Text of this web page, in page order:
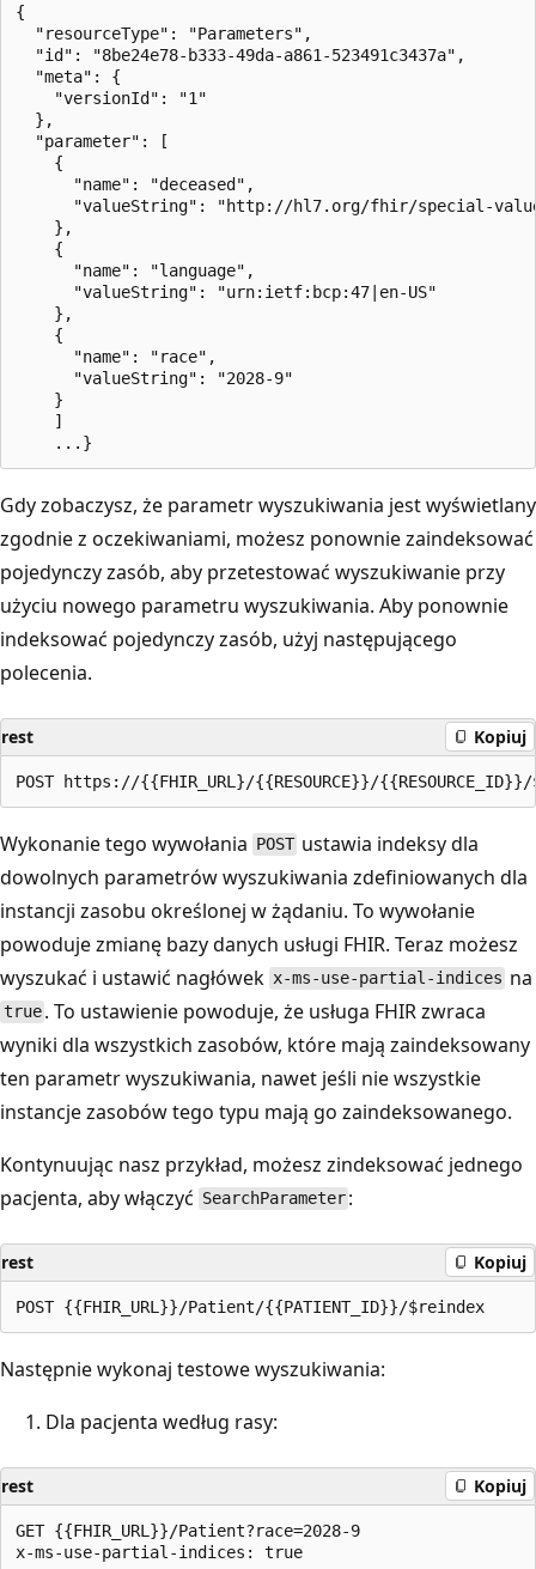
{
  "resourceType": "Parameters",
  "id": "8be24e78-b333-49da-a861-523491c3437a",
  "meta": {
    "versionId": "1"
  },
  "parameter": [
    {
      "name": "deceased",
"valueString": "http://hl7.org/fhir/special-
    },
    {
      "name": "language",
      "valueString": "urn:ietf:bcp:47|en-US"
    },
    {
      "name": "race",
      "valueString": "2028-9"
    }
    ]
Gdy zobaczysz, że parametr wyszukiwania jest wyświetlany
zgodnie z oczekiwaniami, możesz ponownie zaindeksować
pojedynczy zasób, aby przetestować wyszukiwanie przy
użyciu nowego parametru wyszukiwania. Aby ponownie
indeksować pojedynczy zasób, użyj następującego
polecenia.
rest Kopiuj
Wykonanie tego wywołania POST ustawia indeksy dla
dowolnych parametrów wyszukiwania zdefiniowanych dla
instancji zasobu określonej w żądaniu. To wywołanie
powoduje zmianę bazy danych usługi FHIR. Teraz możesz
wyszukać i ustawić nagłówek x-ms-use-partial-indices na
true . To ustawienie powoduje, że usługa FHIR zwraca
wyniki dla wszystkich zasobów, które mają zaindeksowany
ten parametr wyszukiwania, nawet jeśli nie wszystkie
instancje zasobów tego typu mają go zaindeksowanego.
Kontynuując nasz przykład, możesz zindeksować jednego
pacjenta, aby włączyć SearchParameter :
rest Kopiuj
Następnie wykonaj testowe wyszukiwania:
Dla pacjenta według rasy:
rest Kopiuj
GET {{FHIR_URL}}/Patient?race=2028-9